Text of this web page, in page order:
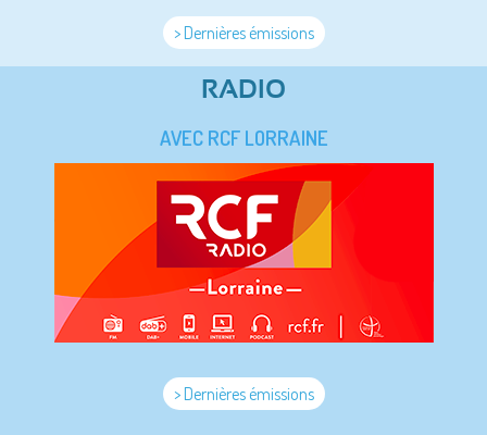
> Dernières émissions
RADIO
AVEC RCF LORRAINE
> Dernières émissions